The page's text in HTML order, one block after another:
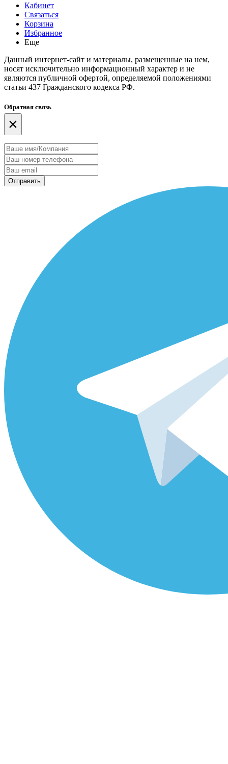
Кабинет
Связаться
Корзина
Избранное
Еще
Данный интернет-сайт и материалы, размещенные на нем,
носят исключительно информационный характер и не
являются публичной офертой, определяемой положениями
статьи 437 Гражданского кодекса РФ.
Обратная связь
×
Отправить